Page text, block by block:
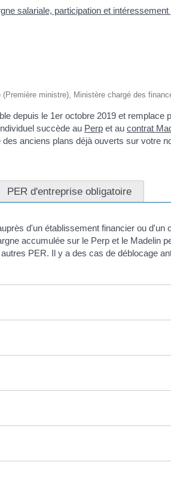
salariale, participation et intéressement
ministre), Ministère chargé des
depuis le 1er octobre 2019 et remplace
succède au Perp et au contrat
anciens plans déjà ouverts sur votre
PER d'entreprise obligatoire
d'un établissement financier ou
accumulée sur le Perp et le Madelin
PER. Il y a des cas de déblocage